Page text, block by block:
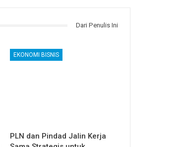
Dari Penulis Ini
EKONOMI BISNIS
PLN dan Pindad Jalin Kerja